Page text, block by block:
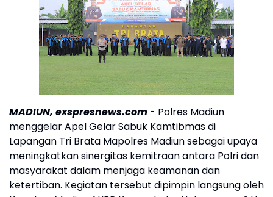
MADIUN, exspresnews.com - Polres Madiun
menggelar Apel Gelar Sabuk Kamtibmas di
Lapangan Tri Brata Mapolres Madiun sebagai upaya
meningkatkan sinergitas kemitraan antara Polri dan
masyarakat dalam menjaga keamanan dan
ketertiban. Kegiatan tersebut dipimpin langsung oleh